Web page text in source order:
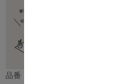
品番：m11401